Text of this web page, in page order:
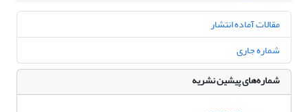
مقالات آماده انتشار
شماره جاری
شماره‌های پیشین نشریه